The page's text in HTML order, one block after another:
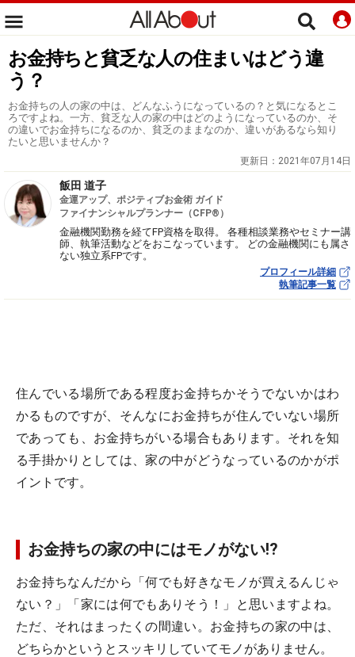
お金持ちと貧乏な人の住まいはどう違
う？
お金持ちの人の家の中は、どんなふうになっているの？と気になるとこ
ろですよね。一方、貧乏な人の家の中はどのようになっているのか、そ
の違いでお金持ちになるのか、貧乏のままなのか、違いがあるなら知り
たいと思いませんか？
更新日： 2021年07月14日
飯田 道子
金運アップ、ポジティブお金術 ガイド
ファイナンシャルプランナー（CFP®）
金融機関勤務を経てFP資格を取得。 各種相談業務やセミナー講
師、執筆活動などをおこなっています。 どの金融機関にも属さ
ない独立系FPです。
プロフィール詳細
執筆記事一覧
住んでいる場所である程度お金持ちかそうでないかはわ
かるものですが、そんなにお金持ちが住んでいない場所
であっても、お金持ちがいる場合もあります。それを知
る手掛かりとしては、家の中がどうなっているのかがポ
イントです。
お金持ちの家の中にはモノがない!?
お金持ちなんだから「何でも好きなモノが買えるんじゃ
ない？」「家には何でもありそう！」と思いますよね。
ただ、それはまったくの間違い。お金持ちの家の中は、
どちらかというとスッキリしていてモノがありません。